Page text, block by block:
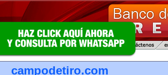
campodetiro.com